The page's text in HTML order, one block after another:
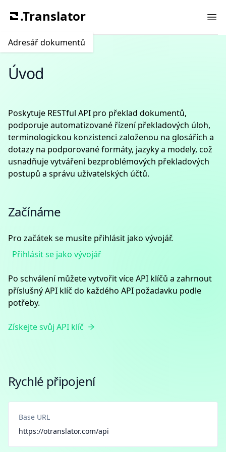
.Translator
Adresář dokumentů
Úvod
Poskytuje RESTful API pro překlad dokumentů,
podporuje automatizované řízení překladových úloh,
terminologickou konzistenci založenou na glosářích a
dotazy na podporované formáty, jazyky a modely, což
usnadňuje vytváření bezproblémových překladových
postupů a správu uživatelských účtů.
Začínáme
Pro začátek se musíte přihlásit jako vývojář.
Přihlásit se jako vývojář
Po schválení můžete vytvořit více API klíčů a zahrnout
příslušný API klíč do každého API požadavku podle
potřeby.
Získejte svůj API klíč
Rychlé připojení
Base URL
https://otranslator.com/api